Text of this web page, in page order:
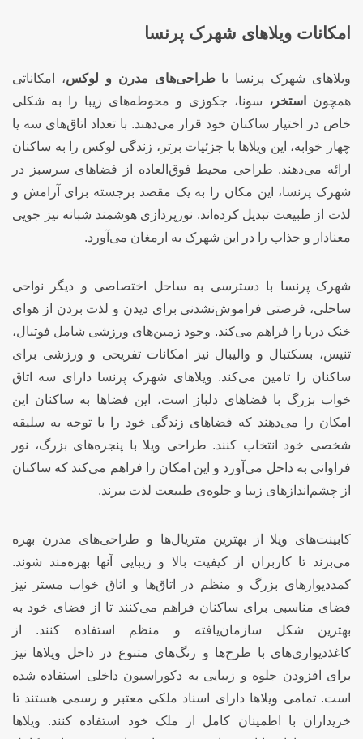
امکانات ویلاهای شهرک پرنسا
ویلاهای شهرک پرنسا باطراحی‌های مدرن و لوکس، امکاناتی
همچون
استخر، سونا، جکوزی و محوطه‌های زیبا را به شکلی
خاص در اختیار ساکنان خود قرار می‌دهند. با تعداد اتاق‌های سه یا
چهار خوابه، این ویلاها با جزئیات برتر، زندگی لوکس را به ساکنان
ارائه می‌دهند. طراحی محیط فوق‌العاده از فضاهای سرسبز در
شهرک پرنسا، این مکان را به یک مقصد برجسته برای آرامش و
لذت از طبیعت تبدیل کرده‌اند. نورپردازی هوشمند شبانه نیز جویی
معنادار و جذاب را در این شهرک به ارمغان می‌آورد.
شهرک پرنسا با دسترسی به ساحل اختصاصی و دیگر نواحی
ساحلی، فرصتی فراموش‌نشدنی برای دیدن و لذت بردن از هوای
خنک دریا را فراهم می‌کند. وجود زمین‌های ورزشی شامل فوتبال،
تنیس، بسکتبال و والیبال نیز امکانات تفریحی و ورزشی برای
ساکنان را تامین می‌کند. ویلاهای شهرک پرنسا دارای سه اتاق
خواب بزرگ با فضاهای دلباز است، این فضاها به ساکنان این
امکان را می‌دهند که فضاهای زندگی خود را با توجه به سلیقه
شخصی خود انتخاب کنند. طراحی ویلا با پنجره‌های بزرگ، نور
فراوانی به داخل می‌آورد و این امکان را فراهم می‌کند که ساکنان
از چشم‌اندازهای زیبا و جلوه‌ی طبیعت لذت ببرند.
کابینت‌های ویلا از بهترین متریال‌ها و طراحی‌های مدرن بهره
می‌برند تا کاربران از کیفیت بالا و زیبایی آنها بهره‌مند شوند.
کمددیوارهای بزرگ و منظم در اتاق‌ها و اتاق خواب مستر نیز
فضای مناسبی برای ساکنان فراهم می‌کنند تا از فضای خود به
بهترین شکل سازمان‌یافته و منظم استفاده کنند. از
کاغذدیواری‌های با طرح‌ها و رنگ‌های متنوع در داخل ویلاها نیز
برای افزودن جلوه و زیبایی به دکوراسیون داخلی استفاده شده
است. تمامی ویلاها دارای اسناد ملکی معتبر و رسمی هستند تا
خریداران با اطمینان کامل از ملک خود استفاده کنند. ویلاها